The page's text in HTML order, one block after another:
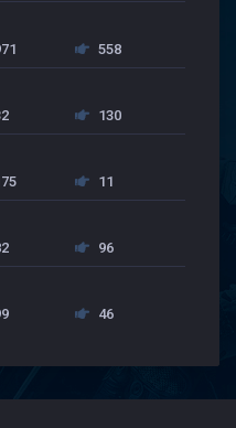
558
130
11
96
46